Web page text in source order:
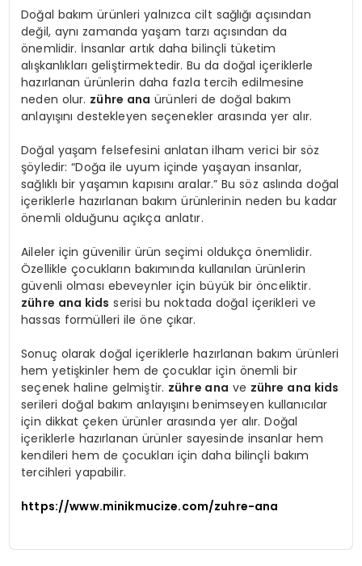
Doğal bakım ürünleri yalnızca cilt sağlığı açısından
değil, aynı zamanda yaşam tarzı açısından da
önemlidir. İnsanlar artık daha bilinçli tüketim
alışkanlıkları geliştirmektedir. Bu da doğal içeriklerle
hazırlanan ürünlerin daha fazla tercih edilmesine
neden olur. zühre ana ürünleri de doğal bakım
anlayışını destekleyen seçenekler arasında yer alır.
Doğal yaşam felsefesini anlatan ilham verici bir söz
şöyledir: “Doğa ile uyum içinde yaşayan insanlar,
sağlıklı bir yaşamın kapısını aralar.” Bu söz aslında doğal
içeriklerle hazırlanan bakım ürünlerinin neden bu kadar
önemli olduğunu açıkça anlatır.
Aileler için güvenilir ürün seçimi oldukça önemlidir.
Özellikle çocukların bakımında kullanılan ürünlerin
güvenli olması ebeveynler için büyük bir önceliktir.
zühre ana kids serisi bu noktada doğal içerikleri ve
hassas formülleri ile öne çıkar.
Sonuç olarak doğal içeriklerle hazırlanan bakım ürünleri
hem yetişkinler hem de çocuklar için önemli bir
seçenek haline gelmiştir. zühre ana ve zühre ana kids
serileri doğal bakım anlayışını benimseyen kullanıcılar
için dikkat çeken ürünler arasında yer alır. Doğal
içeriklerle hazırlanan ürünler sayesinde insanlar hem
kendileri hem de çocukları için daha bilinçli bakım
tercihleri yapabilir.
https://www.minikmucize.com/zuhre-ana